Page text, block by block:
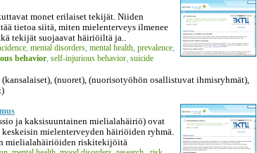
monet erilaiset tekijät. Niiden
tietoa siitä, miten mielenterveys ilmenee
tekijät suojaavat häiriöiltä ja..
mental disorders mental health prevalence
behavior self-injurious behavior suicide
(nuoret), (nuorisotyöhön osallistuvat ihmisryhmät),
ja kaksisuuntainen mielialahäiriö) ovat
mielenterveyden häiriöiden ryhmä.
mielialahäiriöiden riskitekijöitä